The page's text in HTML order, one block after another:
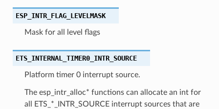
ESP_INTR_FLAG_LEVELMASK
Mask for all level flags
ETS_INTERNAL_TIMER0_INTR_SOURCE
Platform timer 0 interrupt source.
The esp_intr_alloc* functions can allocate an int for
all ETS_*_INTR_SOURCE interrupt sources that are